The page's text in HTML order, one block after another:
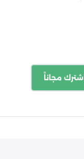
اشترك مجاناً